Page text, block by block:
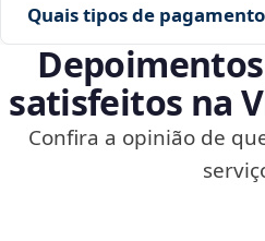
Quais tipos de
satisfeitos na
Confira a opinião de